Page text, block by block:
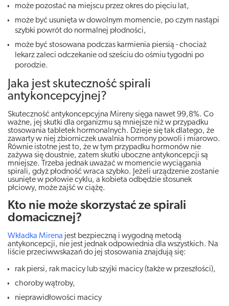
może pozostać na miejscu przez okres do pięciu lat,
może być usunięta w dowolnym momencie, po czym nastąpi
szybki powrót do normalnej płodności,
może być stosowana podczas karmienia piersią - chociaż
lekarz zaleci odczekanie od sześciu do ośmiu tygodni po
porodzie.
Jaka jest skuteczność spirali
antykoncepcyjnej?
Skuteczność antykoncepcyjna Mireny sięga nawet 99,8%. Co
ważne, jej skutki dla organizmu są mniejsze niż w przypadku
stosowania tabletek hormonalnych. Dzieje się tak dlatego, że
zawarty w niej zbiorniczek uwalnia hormony powoli i miarowo.
Równie istotne jest to, że w tym przypadku hormonów nie
zażywa się doustnie, zatem skutki uboczne antykoncepcji są
mniejsze. Trzeba jednak uważać w momencie wyciągania
spirali, gdyż płodność wraca szybko. Jeżeli urządzenie zostanie
usunięte w połowie cyklu, a kobieta odbędzie stosunek
płciowy, może zajść w ciążę.
Kto nie może skorzystać ze spirali
domacicznej?
Wkładka Mirena jest bezpieczną i wygodną metodą
antykoncepcji, nie jest jednak odpowiednia dla wszystkich. Na
liście przeciwwskazań do jej stosowania znajdują się:
rak piersi, rak macicy lub szyjki macicy (także w przeszłości),
choroby wątroby,
nieprawidłowości macicy